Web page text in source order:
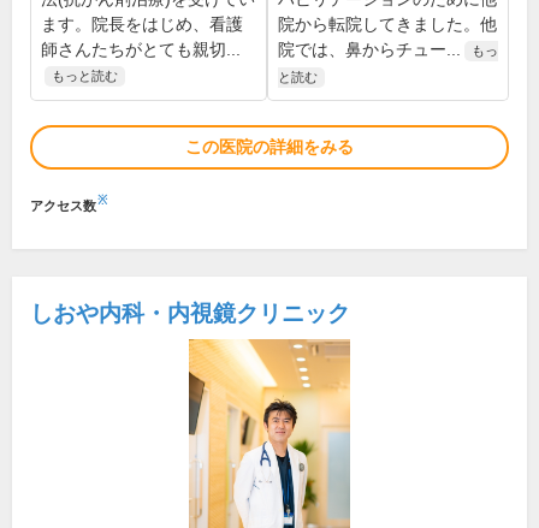
ます。院長をはじめ、看護
師さんたちがとても親切...
もっと読む
院から転院してきました。他
院では、鼻からチュー...
もっ
と読む
この医院の詳細をみる
アクセス数※
しおや内科・内視鏡クリニック